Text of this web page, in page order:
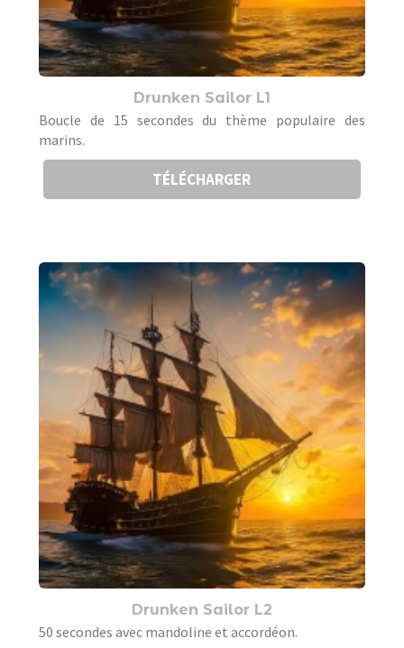
Drunken Sailor L1
Boucle de 15 secondes du thème populaire des
marins.
TÉLÉCHARGER
Drunken Sailor L2
50 secondes avec mandoline et accordéon.